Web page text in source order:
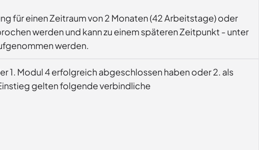
für einen Zeitraum von 2 Monaten (42 Arbeitstage) oder
werden und kann zu einem späteren Zeitpunkt - unter
werden.
1. Modul 4 erfolgreich abgeschlossen haben oder 2. als
gelten folgende verbindliche